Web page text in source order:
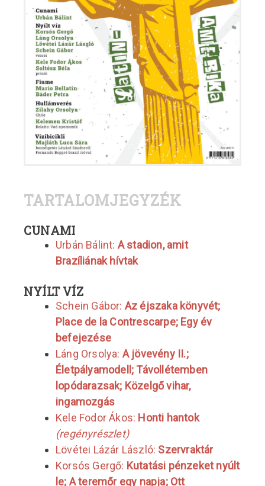
TARTALOMJEGYZÉK
CUNAMI
Urbán Bálint: A stadion, amit
Brazíliának hívtak
NYÍLT VÍZ
Schein Gábor: Az éjszaka könyvét;
Place de la Contrescarpe; Egy év
befejezése
Láng Orsolya: A jövevény II.;
Életpályamodell; Távollétemben
lopódarazsak; Közelgő vihar,
ingamozgás
Kele Fodor Ákos: Honti hantok
(regényrészlet)
Lövétei Lázár László: Szervraktár
Korsós Gergő: Kutatási pénzeket nyúlt
le; A teremőr egy napja; Ott